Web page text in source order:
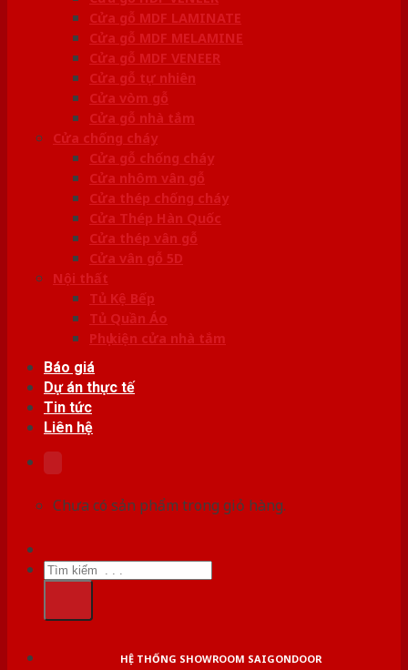
Cửa gỗ MDF LAMINATE
Cửa gỗ MDF MELAMINE
Cửa gỗ MDF VENEER
Cửa gỗ tự nhiên
Cửa vòm gỗ
Cửa gỗ nhà tắm
Cửa chống cháy
Cửa gỗ chống cháy
Cửa nhôm vân gỗ
Cửa thép chống cháy
Cửa Thép Hàn Quốc
Cửa thép vân gỗ
Cửa vân gỗ 5D
Nội thất
Tủ Kệ Bếp
Tủ Quần Áo
Phụ kiện cửa nhà tắm
Báo giá
Dự án thực tế
Tin tức
Liên hệ
Chưa có sản phẩm trong giỏ hàng.
Tìm
kiếm:
HỆ THỐNG SHOWROOM SAIGONDOOR